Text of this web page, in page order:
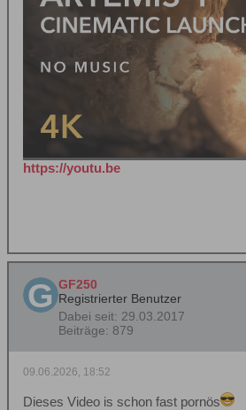
https://youtu.be
GF250
Registrierter Benutzer
Dabei seit: 29.03.2017
Beiträge: 879
09.06.2026, 18:52
Dieses Video is schon fast pornös